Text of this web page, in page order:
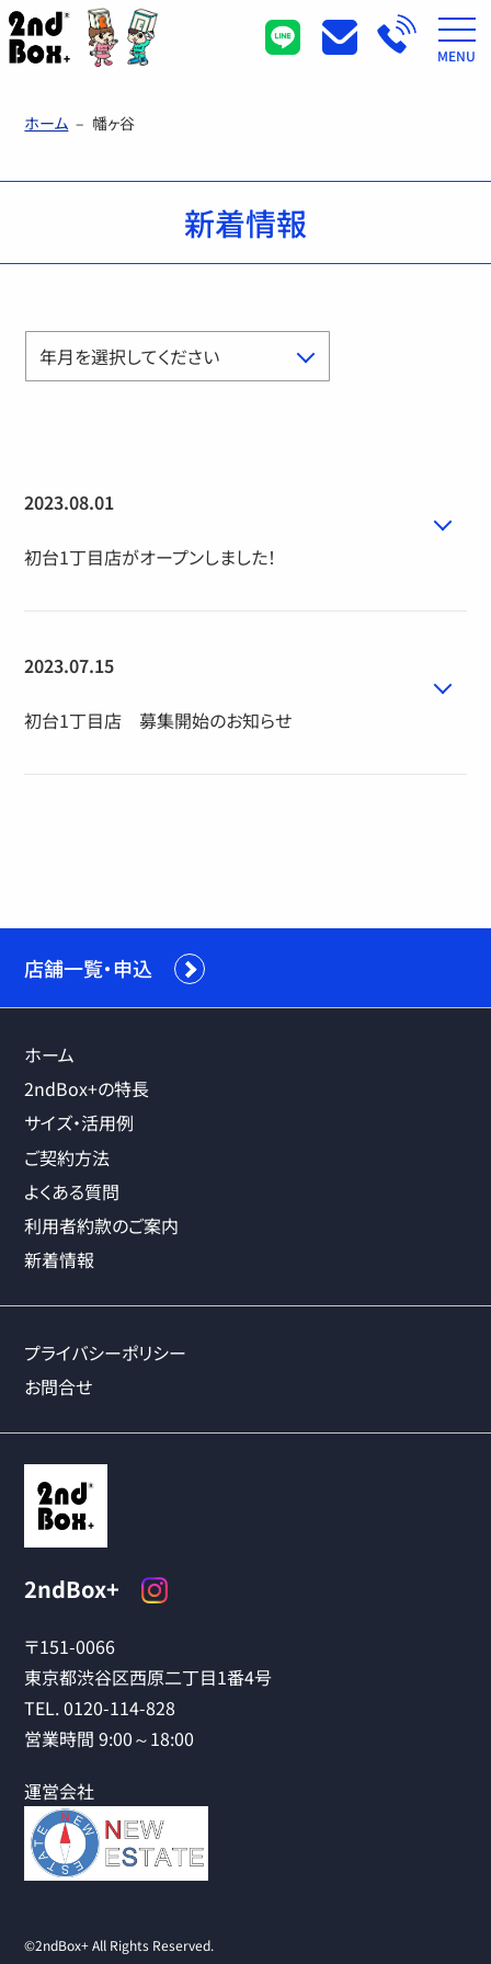
MENU
ホーム – 幡ヶ谷
新着情報
2023.08.01
初台1丁目店がオープンしました！
2023.07.15
初台1丁目店 募集開始のお知らせ
店舗一覧・申込
ホーム
2ndBox+の特長
サイズ・活用例
ご契約方法
よくある質問
利用者約款のご案内
新着情報
プライバシーポリシー
お問合せ
2ndBox+
〒151-0066
東京都渋谷区西原二丁目1番4号
TEL. 0120-114-828
営業時間 9:00～18:00
運営会社
©2ndBox+ All Rights Reserved.